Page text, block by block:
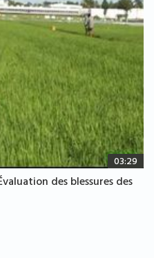
03:29
des blessures des